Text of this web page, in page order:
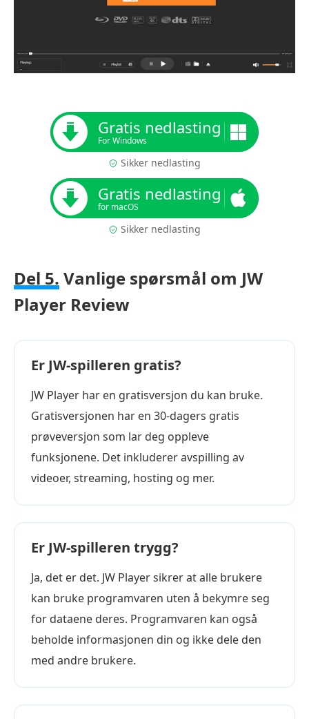
Gratis nedlasting
For Windows
Sikker nedlasting
Gratis nedlasting
for macOS
Sikker nedlasting
Del 5. Vanlige spørsmål om JW
Player Review
Er JW-spilleren gratis?
JW Player har en gratisversjon du kan bruke.
Gratisversjonen har en 30-dagers gratis
prøveversjon som lar deg oppleve
funksjonene. Det inkluderer avspilling av
videoer, streaming, hosting og mer.
Er JW-spilleren trygg?
Ja, det er det. JW Player sikrer at alle brukere
kan bruke programvaren uten å bekymre seg
for dataene deres. Programvaren kan også
beholde informasjonen din og ikke dele den
med andre brukere.